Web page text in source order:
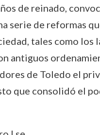
de reinado,
serie de reformas
tales como los
antiguos
de Toledo el
que consolidó el